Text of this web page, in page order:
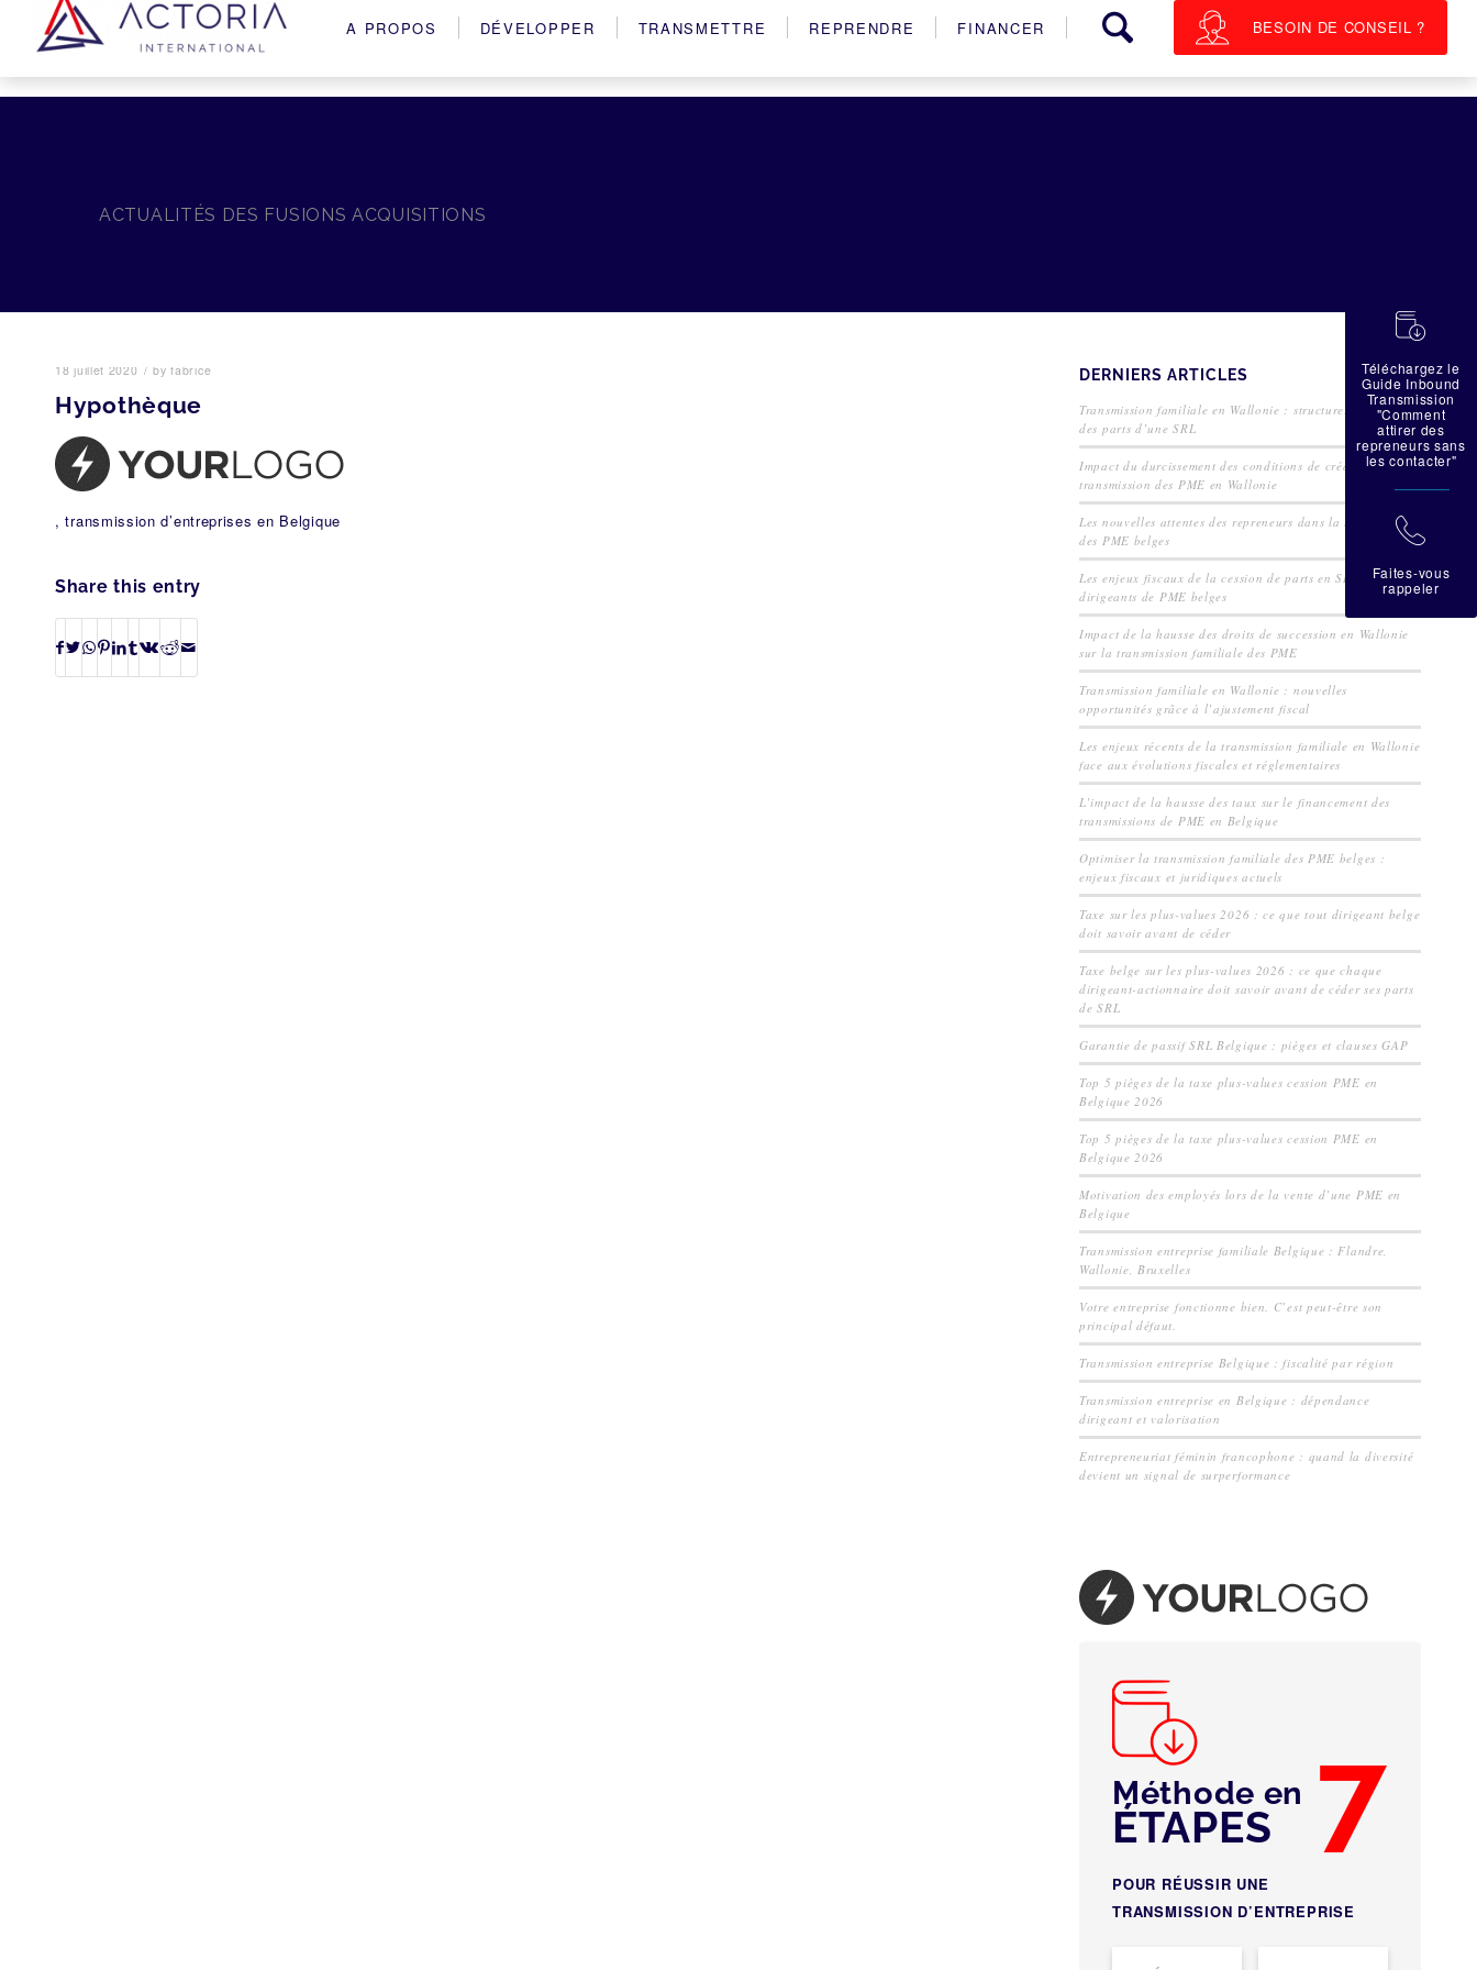
A PROPOS DÉVELOPPER TRANSMETTRE REPRENDRE FINANCER BESOIN DE CONSEIL ?
ACTUALITÉS DES FUSIONS ACQUISITIONS
18 juillet 2020 / byfabrice
Hypothèque
, transmission d’entreprises en Belgique
Share this entry
DERNIERS ARTICLES
Transmission familiale en Wallonie : structurer la cession
des parts d’une SRL
Impact du durcissement des conditions de crédit sur la
transmission des PME en Wallonie
Les nouvelles attentes des repreneurs dans la transmission
des PME belges
Les enjeux fiscaux de la cession de parts en SRL pour les
dirigeants de PME belges
Impact de la hausse des droits de succession en Wallonie
sur la transmission familiale des PME
Transmission familiale en Wallonie : nouvelles
opportunités grâce à l’ajustement fiscal
Les enjeux récents de la transmission familiale en Wallonie
face aux évolutions fiscales et réglementaires
L’impact de la hausse des taux sur le financement des
transmissions de PME en Belgique
Optimiser la transmission familiale des PME belges :
enjeux fiscaux et juridiques actuels
Taxe sur les plus-values 2026 : ce que tout dirigeant belge
doit savoir avant de céder
Taxe belge sur les plus-values 2026 : ce que chaque
dirigeant-actionnaire doit savoir avant de céder ses parts
de SRL
Garantie de passif SRL Belgique : pièges et clauses GAP
Top 5 pièges de la taxe plus-values cession PME en
Belgique 2026
Top 5 pièges de la taxe plus-values cession PME en
Belgique 2026
Motivation des employés lors de la vente d’une PME en
Belgique
Transmission entreprise familiale Belgique : Flandre,
Wallonie, Bruxelles
Votre entreprise fonctionne bien. C’est peut-être son
principal défaut.
Transmission entreprise Belgique : fiscalité par région
Transmission entreprise en Belgique : dépendance
dirigeant et valorisation
Entrepreneuriat féminin francophone : quand la diversité
devient un signal de surperformance
Méthode en 7
ÉTAPES
POUR RÉUSSIR UNE
TRANSMISSION D’ENTREPRISE
蠟
Téléchargez le
Guide Inbound
Transmission
"Comment
attirer des
repreneurs sans
les contacter"
拉
Faites-vous
rappeler